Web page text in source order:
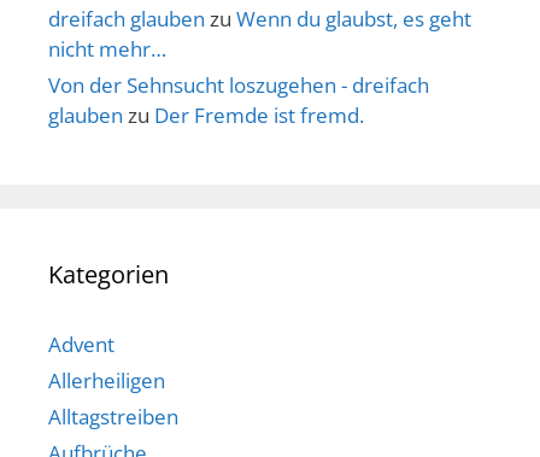
dreifach glauben zu Wenn du glaubst, es geht
nicht mehr…
Von der Sehnsucht loszugehen - dreifach
glauben zu Der Fremde ist fremd.
Kategorien
Advent
Allerheiligen
Alltagstreiben